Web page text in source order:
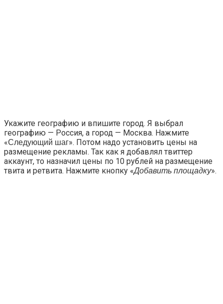
Укажите географию и впишите город. Я выбрал
географию — Россия, а город — Москва. Нажмите
«Следующий шаг». Потом надо установить цены на
размещение рекламы. Так как я добавлял твиттер
аккаунт, то назначил цены по 10 рублей на размещение
твита и ретвита. Нажмите кнопку «Добавить площадку».